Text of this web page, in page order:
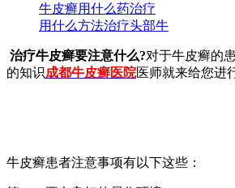
牛皮癣用什么药治疗
用什么方法治疗头部牛
治疗牛皮癣要注意什么?对于牛皮癣的
的知识成都牛皮癣医院医师就来给您进
牛皮癣患者注意事项有以下这些：